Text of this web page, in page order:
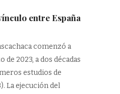
entre España
comenzó a
de 2023, a dos décadas
estudios de
La ejecución del